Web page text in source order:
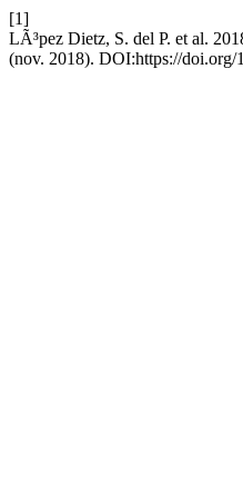
[1]
LÃ³pez Dietz, S. del P. et al.
(nov. 2018). DOI:https://doi.org/